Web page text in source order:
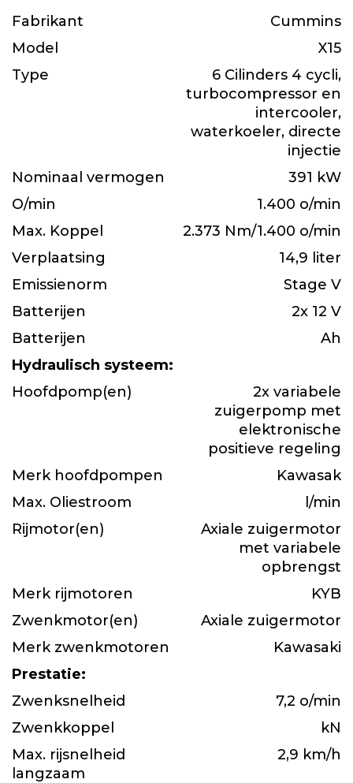
Fabrikant
Cummins
Model
X15
Type
6 Cilinders 4 cycli,
turbocompressor en
intercooler,
waterkoeler, directe
injectie
Nominaal vermogen
391 kW
O/min
1.400 o/min
Max. Koppel
2.373 Nm/1.400 o/min
Verplaatsing
14,9 liter
Emissienorm
Stage V
Batterijen
2x 12 V
Batterijen
Ah
Hydraulisch systeem:
Hoofdpomp(en)
2x variabele
zuigerpomp met
elektronische
positieve regeling
Merk hoofdpompen
Kawasak
Max. Oliestroom
l/min
Rijmotor(en)
Axiale zuigermotor
met variabele
opbrengst
Merk rijmotoren
KYB
Zwenkmotor(en)
Axiale zuigermotor
Merk zwenkmotoren
Kawasaki
Prestatie:
Zwenksnelheid
7,2 o/min
Zwenkkoppel
kN
Max. rijsnelheid
langzaam
2,9 km/h